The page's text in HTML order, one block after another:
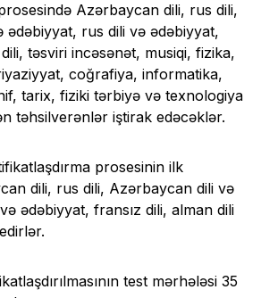
Azərbaycan dili, rus dili,
ədəbiyyat, rus dili və ədəbiyyat,
təsviri incəsənət, musiqi, fizika,
coğrafiya, informatika,
tarix, fiziki tərbiyə və texnologiya
təhsilverənlər iştirak edəcəklər.
prosesinin ilk
dili, rus dili, Azərbaycan dili və
ədəbiyyat, fransız dili, alman dili
test mərhələsi 35